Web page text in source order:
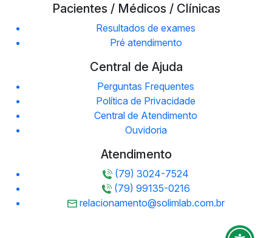
Pacientes / Médicos / Clínicas
Resultados de exames
Pré atendimento
Central de Ajuda
Perguntas Frequentes
Política de Privacidade
Central de Atendimento
Ouvidoria
Atendimento
(79) 3024-7524
(79) 99135-0216
relacionamento@solimlab.com.br